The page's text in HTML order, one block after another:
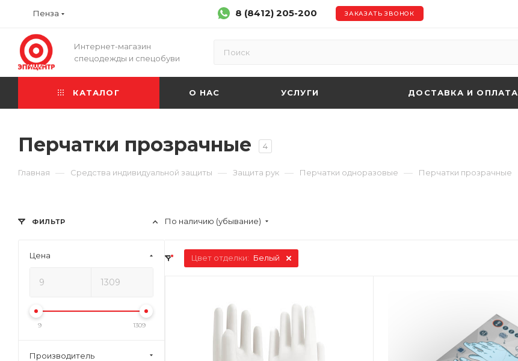
Пенза 8 (8412) 205-200 ЗАКАЗАТЬ ЗВОНОК
Интернет-магазин
спецодежды и спецобуви
КАТАЛОГ О НАС УСЛУГИ ДОСТАВКА И ОПЛАТА
Перчатки прозрачные 4
Главная — Средства индивидуальной защиты — Защита рук — Перчатки одноразовые — Перчатки прозрачные
По наличию (убывание)
Цвет отделки: Белый
ФИЛЬТР
Цена
9 1309
Производитель